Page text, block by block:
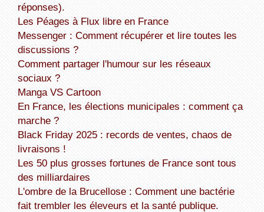
réponses).
Les Péages à Flux libre en France
Messenger : Comment récupérer et lire toutes les
discussions ?
Comment partager l'humour sur les réseaux
sociaux ?
Manga VS Cartoon
En France, les élections municipales : comment ça
marche ?
Black Friday 2025 : records de ventes, chaos de
livraisons !
Les 50 plus grosses fortunes de France sont tous
des milliardaires
L'ombre de la Brucellose : Comment une bactérie
fait trembler les éleveurs et la santé publique.